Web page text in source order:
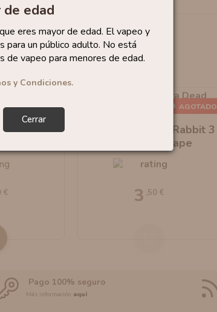
de edad
eres mayor de edad. El vapeo y
para un público adulto. No está
de vapeo para menores de edad.
y Condiciones.
Cerrar
2
€
Pyrex Para Dead Rabbit 3
RTA By Hellvape
3 ,50 €
AGOTADO
Pago 100% seguro
Más información aquí